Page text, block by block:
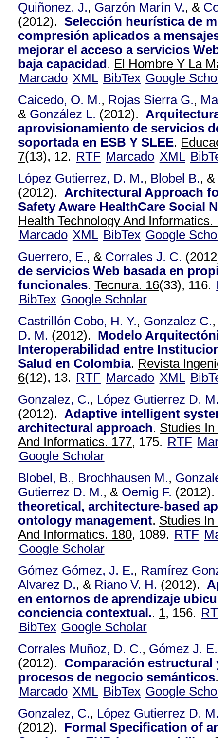
Quiñonez, J., Garzón Marín V., &
(2012). Selección heurística de
compresión aplicados a
mejorar el acceso a servicios
baja capacidad . El Hombre Y La
Marcado XML BibTex Google
Caicedo, O. M., Rojas Sierra G.,
& González L. (2012).
aprovisionamiento de servicios
soportada en ESB Y SLEE.
7(13), 12. RTF Marcado XML
López Gutierrez, D. M., Blobel B., &
(2012). Architectural Approach
Safety Aware HealthCare Social
Health Technology And Informatics.
Marcado XML BibTex Google
Guerrero, E., & Corrales J. C.
de servicios Web basada en
funcionales. Tecnura. 16(33), 116.
BibTex Google Scholar
Castrillón Cobo, H. Y., Gonzalez C.
D. M. (2012). Modelo
Interoperabilidad entre
Salud en Colombia. Revista
6(12), 13. RTF Marcado XML
Gonzalez, C., López Gutierrez D.
(2012). Adaptive intelligent
architectural approach. Studies
And Informatics. 177, 175. RTF
Google Scholar
Blobel, B., Brochhausen M.,
Gutierrez D. M., & Oemig F.
theoretical, architecture-based
ontology management. Studies In
And Informatics. 180, 1089. RTF
Google Scholar
Gómez Gómez, J. E., Ramírez
Alvarez D., & Riano V. H. (2012).
en entornos de aprendizaje
conciencia contextual.. 1, 156.
BibTex Google Scholar
Corrales Muñoz, D. C., Gómez J. E.
(2012). Comparación estructural
procesos de negocio semánticos
Marcado XML BibTex Google
Gonzalez, C., López Gutierrez D.
(2012). Formal Specification of